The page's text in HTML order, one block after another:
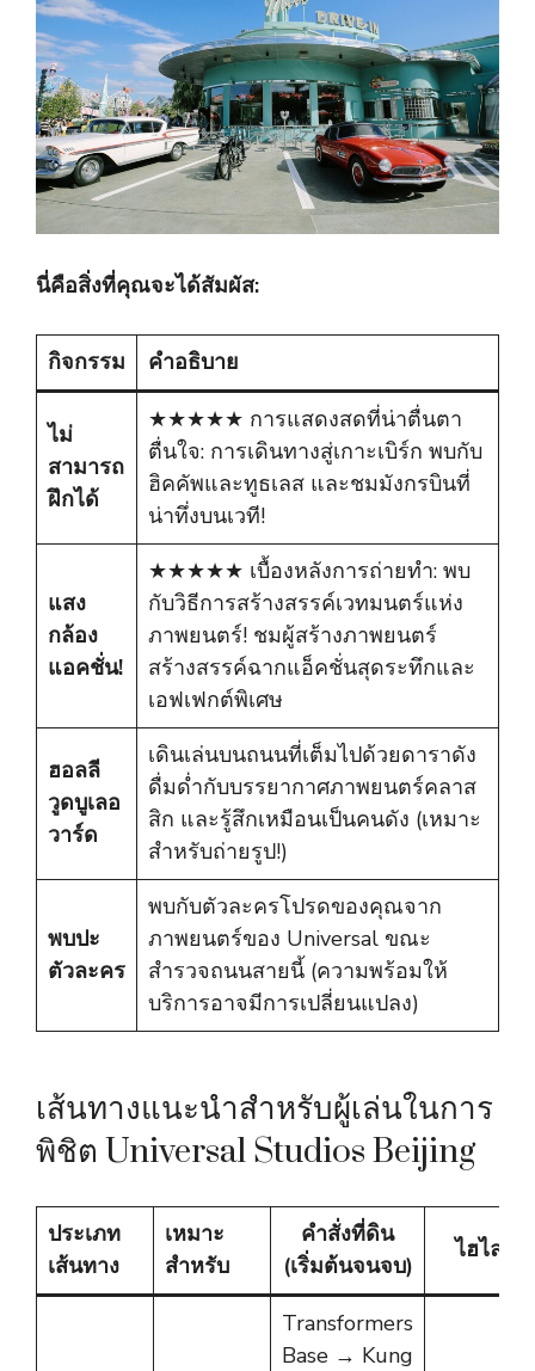
นี่คือสิ่งที่คุณจะได้สัมผัส:
กิจกรรม คำอธิบาย
ไม่
สามารถ
ฝึกได้
★★★★★ การแสดงสดที่น่าตื่นตา
ตื่นใจ: การเดินทางสู่เกาะเบิร์ก พบกับ
ฮิคคัพและทูธเลส และชมมังกรบินที่
น่าทึ่งบนเวที!
แสง
กล้อง
แอคชั่น!
★★★★★ เบื้องหลังการถ่ายทำ: พบ
กับวิธีการสร้างสรรค์เวทมนตร์แห่ง
ภาพยนตร์! ชมผู้สร้างภาพยนตร์
สร้างสรรค์ฉากแอ็คชั่นสุดระทึกและ
เอฟเฟกต์พิเศษ
ฮอลลี
วูดบูเลอ
วาร์ด
เดินเล่นบนถนนที่เต็มไปด้วยดาราดัง
ดื่มด่ำกับบรรยากาศภาพยนตร์คลาส
สิก และรู้สึกเหมือนเป็นคนดัง (เหมาะ
สำหรับถ่ายรูป!)
พบปะ
ตัวละคร
พบกับตัวละครโปรดของคุณจาก
ภาพยนตร์ของ Universal ขณะ
สำรวจถนนสายนี้ (ความพร้อมให้
บริการอาจมีการเปลี่ยนแปลง)
เส้นทางแนะนำสำหรับผู้เล่นในการ
พิชิต Universal Studios Beijing
ประเภท
เส้นทาง
เหมาะ
สำหรับ
คำสั่งที่ดิน
(เริ่มต้นจนจบ)
ไฮไลท์
Transformers
Base → Kung